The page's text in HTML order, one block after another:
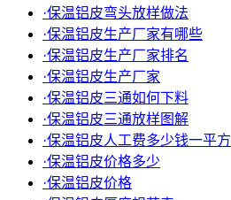
·保温铝皮弯头放样做法
·保温铝皮生产厂家有哪些
·保温铝皮生产厂家排名
·保温铝皮生产厂家
·保温铝皮三通如何下料
·保温铝皮三通放样图解
·保温铝皮人工费多少钱一平方
·保温铝皮价格多少
·保温铝皮价格